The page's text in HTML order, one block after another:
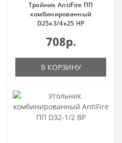
Тройник AntiFire ПП
комбинированный
D25х3/4х25 НР
708р.
В КОРЗИНУ